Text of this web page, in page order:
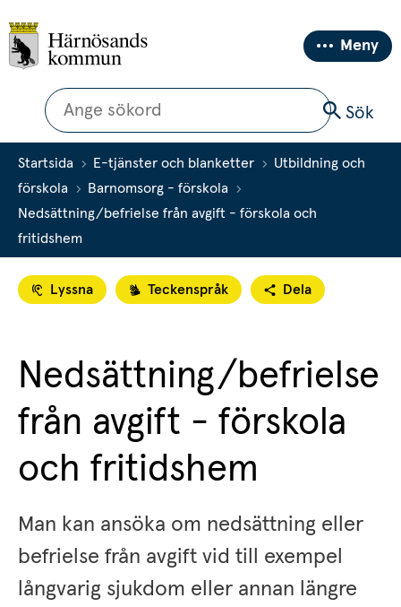
Meny
Sök
Sök
Startsida E-tjänster och blanketter
Utbildning och
förskola
Barnomsorg - förskola
Nedsättning/befrielse från avgift - förskola och
fritidshem
Lyssna Teckenspråk Dela
Nedsättning/befrielse
från avgift - förskola
och fritidshem
Man kan ansöka om nedsättning eller
befrielse från avgift vid till exempel
långvarig sjukdom eller annan längre